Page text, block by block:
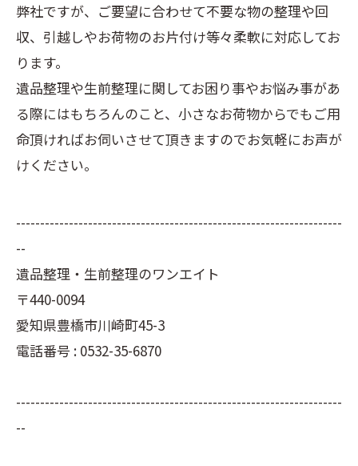
弊社ですが、ご要望に合わせて不要な物の整理や回
収、引越しやお荷物のお片付け等々柔軟に対応してお
ります。
遺品整理や生前整理に関してお困り事やお悩み事があ
る際にはもちろんのこと、小さなお荷物からでもご用
命頂ければお伺いさせて頂きますのでお気軽にお声が
けください。
--------------------------------------------------------------------
--
遺品整理・生前整理のワンエイト
〒440-0094
愛知県豊橋市川崎町45-3
電話番号 : 0532-35-6870
--------------------------------------------------------------------
--